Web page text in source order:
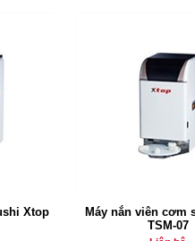
Xtop
Máy nắn viên cơm
TSM-07